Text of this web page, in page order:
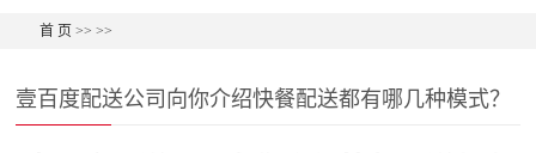
首 页 >>>>
壹百度配送公司向你介绍快餐配送都有哪几种模式？